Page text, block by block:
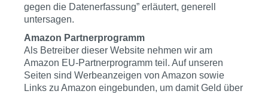
gegen die Datenerfassung” erläutert, generell
untersagen.
Amazon Partnerprogramm
Als Betreiber dieser Website nehmen wir am
Amazon EU-Partnerprogramm teil. Auf unseren
Seiten sind Werbeanzeigen von Amazon sowie
Links zu Amazon eingebunden, um damit Geld über